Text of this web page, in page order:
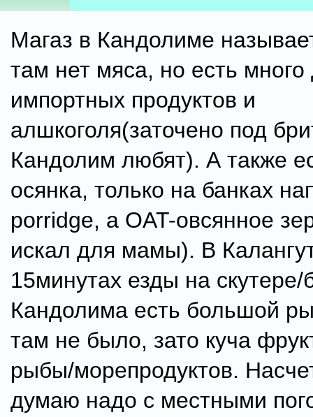
Магаз в Кандолиме
там нет мяса, но есть много
импортных продуктов и
алшкоголя(заточено под
Кандолим любят). А также
осянка, только на банках
porridge, а OAT-овсянное
искал для мамы). В
15минутах езды на скутере/
Кандолима есть большой
там не было, зато куча
рыбы/морепродуктов.
думаю надо с местными